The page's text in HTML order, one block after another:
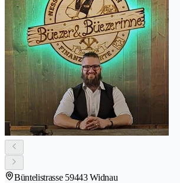
Büntelistrasse 59443 Widnau